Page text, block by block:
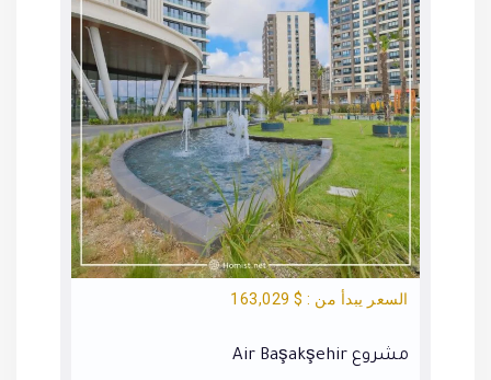
السعر يبدأ من : $ 155,757
مشروع Mavera Residence